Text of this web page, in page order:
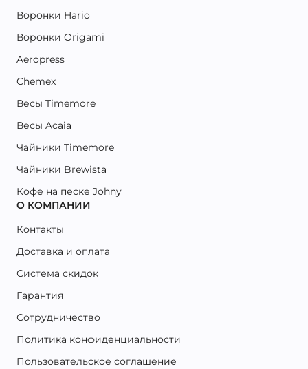
Воронки Hario
Воронки Origami
Aeropress
Chemex
Весы Timemore
Весы Acaia
Чайники Timemore
Чайники Brewista
Кофе на песке Johny
О КОМПАНИИ
Контакты
Доставка и оплата
Система скидок
Гарантия
Сотрудничество
Политика конфиденциальности
Пользовательское соглашение